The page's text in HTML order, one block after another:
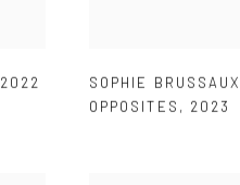
2022 SOPHIE BRUSSAUX
OPPOSITES , 2023